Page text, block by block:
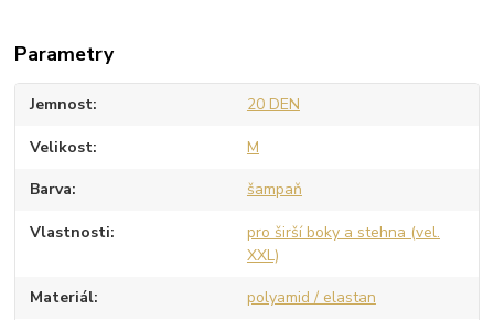
Parametry
Jemnost 20 DEN
Velikost M
Barva šampaň
Vlastnosti
pro širší boky a stehna (vel.
XXL)
Materiál polyamid / elastan